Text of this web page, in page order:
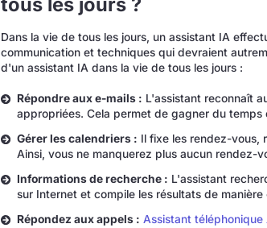
Dans la vie de tous les jours, un assistant IA
communication et techniques qui devraient
d'un assistant IA dans la vie de tous les jours :
Répondre aux e-mails : L'assistant reconnaît
appropriées. Cela permet de gagner du
Gérer les calendriers : Il fixe les rendez-vous,
Ainsi, vous ne manquerez plus aucun rendez-
Informations de recherche : L'assistant
sur Internet et compile les résultats de manière
Répondez aux appels : Assistant téléphonique